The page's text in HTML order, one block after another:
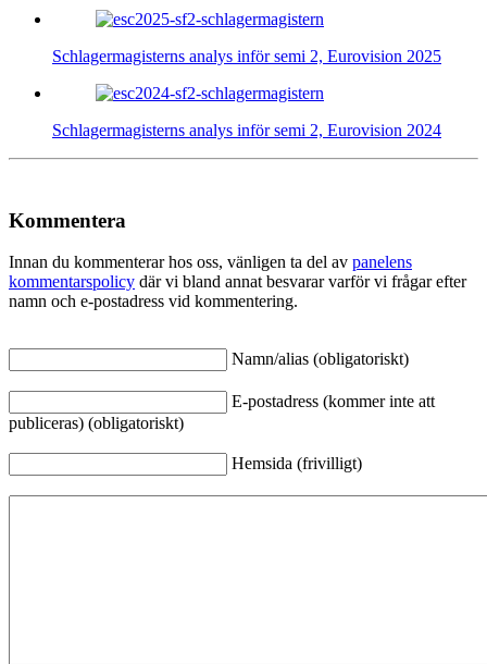
Schlagermagisterns analys inför semi 2, Eurovision 2025
Schlagermagisterns analys inför semi 2, Eurovision 2024
Kommentera
Innan du kommenterar hos oss, vänligen ta del av panelens
kommentarspolicy där vi bland annat besvarar varför vi frågar efter
namn och e-postadress vid kommentering.
Namn/alias (obligatoriskt)
E-postadress (kommer inte att
publiceras) (obligatoriskt)
Hemsida (frivilligt)